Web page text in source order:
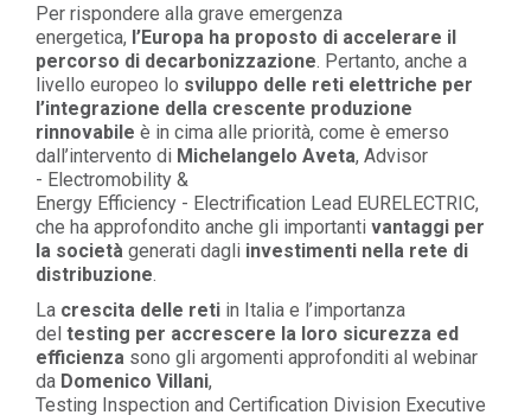
Per rispondere alla grave emergenza
energetica, l’Europa ha proposto di accelerare il
percorso di decarbonizzazione. Pertanto, anche a
livello europeo lo sviluppo delle reti elettriche per
l’integrazione della crescente produzione
rinnovabile è in cima alle priorità, come è emerso
dall’intervento di Michelangelo Aveta, Advisor
- Electromobility &
Energy Efficiency - Electrification Lead EURELECTRIC,
che ha approfondito anche gli importanti vantaggi per
la società generati dagli investimenti nella rete di
distribuzione.
La crescita delle reti in Italia e l’importanza
del testing per accrescere la loro sicurezza ed
efficienza sono gli argomenti approfonditi al webinar
da Domenico Villani,
Testing Inspection and Certification Division Executive